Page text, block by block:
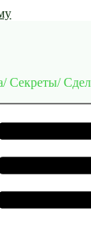
Секреты/